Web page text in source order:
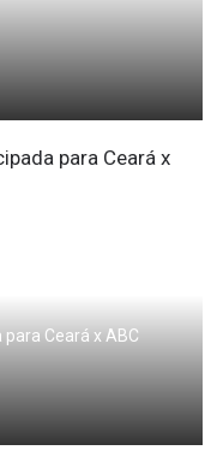
Ceará x ABC